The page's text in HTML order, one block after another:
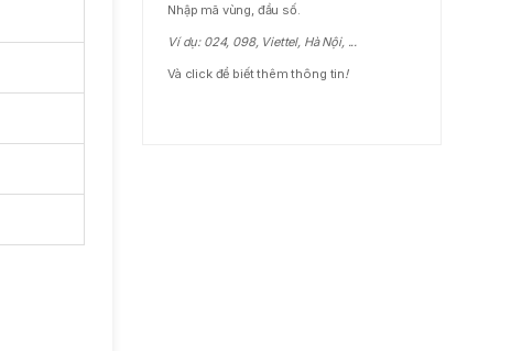
Nhập mã vùng, đầu số.
Ví dụ: 024, 098, Viettel, Hà Nội, ...
Và click để biết thêm thông tin!